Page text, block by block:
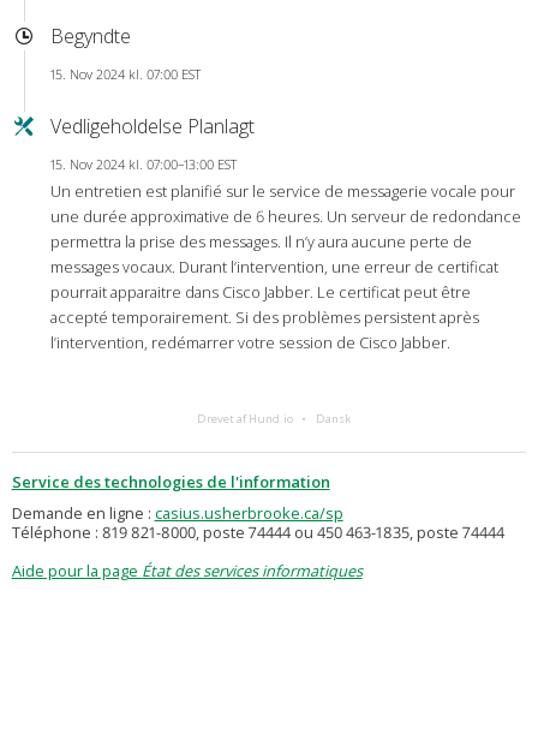
Begyndte
15. Nov 2024 kl. 07:00 EST
Vedligeholdelse Planlagt
15. Nov 2024 kl. 07:00–13:00 EST
Un entretien est planifié sur le service de messagerie vocale pour
une durée approximative de 6 heures. Un serveur de redondance
permettra la prise des messages. Il n’y aura aucune perte de
messages vocaux. Durant l’intervention, une erreur de certificat
pourrait apparaitre dans Cisco Jabber. Le certificat peut être
accepté temporairement. Si des problèmes persistent après
l’intervention, redémarrer votre session de Cisco Jabber.
Drevet af Hund.io Dansk
Service des technologies de l'information
Demande en ligne : casius.usherbrooke.ca/sp
Téléphone : 819 821-8000, poste 74444 ou 450 463-1835, poste 74444
Aide pour la page État des services informatiques